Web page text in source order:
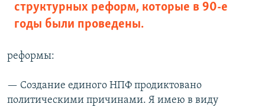
структурных реформ, которые в 90-е
годы были проведены.
реформы:
— Создание единого НПФ продиктовано
политическими причинами. Я имею в виду